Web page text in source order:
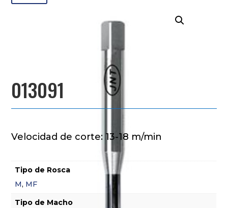
013091
Velocidad de corte: 13-18 m/min
Tipo de Rosca
M, MF
Tipo de Macho